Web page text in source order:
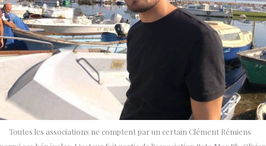
Toutes les associations ne comptent par un certain Clément Rémiens